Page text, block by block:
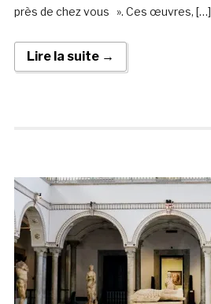
près de chez vous ». Ces œuvres, […]
Lire la suite →